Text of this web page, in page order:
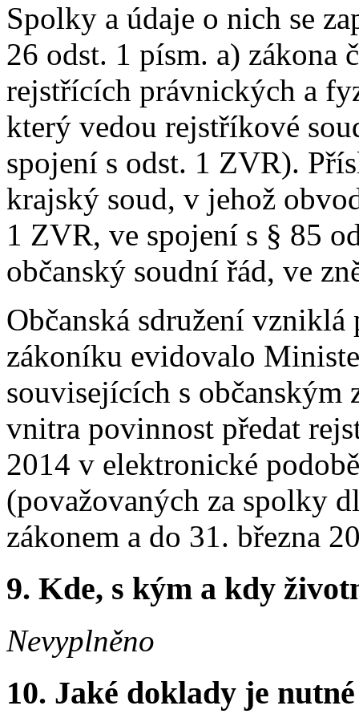
Spolky a údaje o nich se
26 odst. 1 písm. a) zákona
rejstřících právnických a
který vedou rejstříkové
spojení s odst. 1 ZVR).
krajský soud, v jehož
1 ZVR, ve spojení s § 85
občanský soudní řád, ve
Občanská sdružení
zákoníku evidovalo
souvisejících s
vnitra povinnost předat
2014 v elektronické
(považovaných za spolky
zákonem a do 31. března
9. Kde, s kým a kdy
Nevyplněno
10. Jaké doklady je